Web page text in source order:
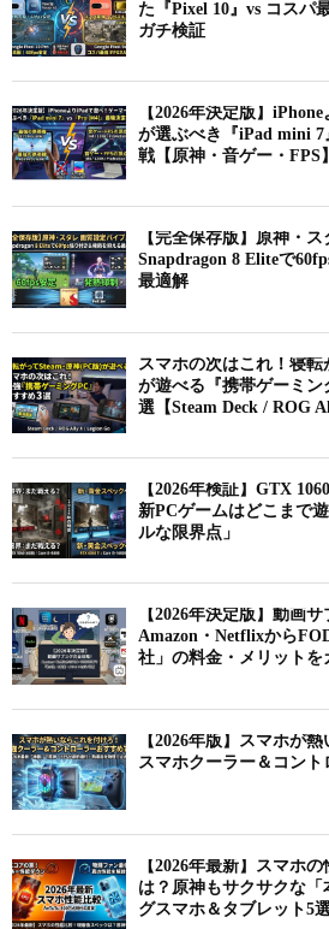
た『Pixel 10』vs コスパ
ガチ検証
【2026年決定版】
が選ぶべき『iPad mini
戦【原神・音ゲー・FPS】
【完全保存版】原神・
Snapdragon 8 Eliteで
最適解
スマホの次はこれ！寝
が遊べる『携帯ゲーミ
選【Steam Deck / ROG
【2026年検証】GTX
新PCゲームはどこまで
ルな限界点」
【2026年決定版】動画
Amazon・Netflixから
社」の料金・メリットを
【2026年版】スマホが
スマホクーラー＆コン
【2026年最新】スマホ
は？原神もサクサクな
グスマホ＆タブレット5